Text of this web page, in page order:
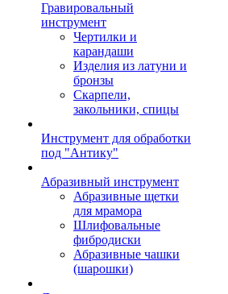
Гравировальный
инструмент
Чертилки и
карандаши
Изделия из латуни и
бронзы
Скарпели,
закольники, спицы
Инструмент для обработки
под "Антику"
Абразивный инструмент
Абразивные щетки
для мрамора
Шлифовальные
фибродиски
Абразивные чашки
(шарошки)